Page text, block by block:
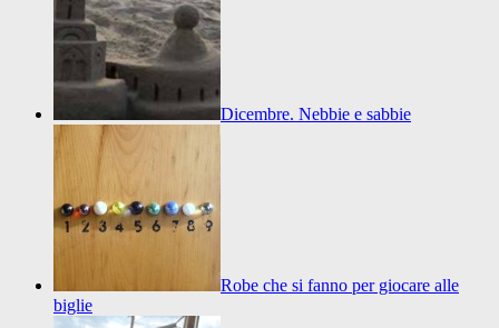
Dicembre. Nebbie e sabbie
Robe che si fanno per giocare alle
biglie